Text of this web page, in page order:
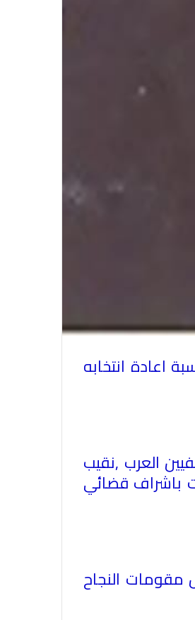
اعادة انتخابه
العرب ,نقيب
باشراف قضائي
مقومات النجاح
العرب يدين
فى الدول العربية